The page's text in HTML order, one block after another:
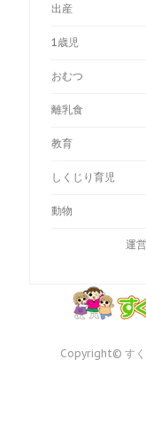
出産
1歳児
おむつ
離乳食
教育
しくじり育児
動物
運
Copyright© すく